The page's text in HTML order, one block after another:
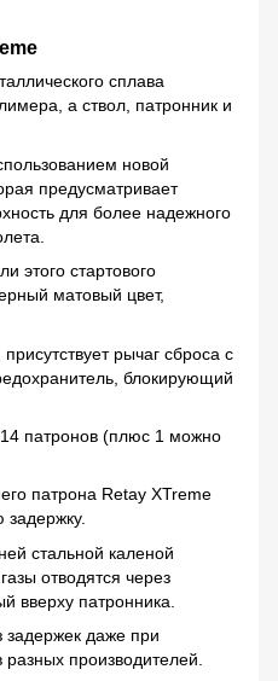
сплава
а ствол, патронник и
новой
предусматривает
для более надежного
этого стартового
матовый цвет,
рычаг сброса с
блокирующий
патронов (плюс 1 можно
патрона Retay XTreme
задержку.
стальной каленой
отводятся через
вверху патронника.
задержек даже при
производителей.